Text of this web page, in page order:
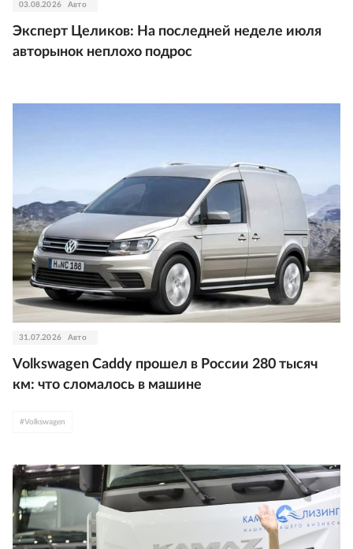
03.08.2026 Авто
Эксперт Целиков: На последней неделе июля
авторынок неплохо подрос
31.07.2026 Авто
Volkswagen Caddy прошел в России 280 тысяч
км: что сломалось в машине
#Volkswagen